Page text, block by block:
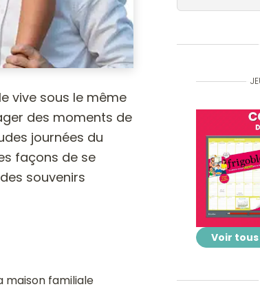
vive sous le même
des moments de
journées du
façons de se
souvenirs
maison familiale
Voir